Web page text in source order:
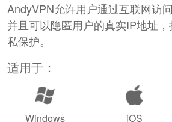
AndyVPN允许用户通过互联网访
并且可以隐匿用户的真实IP地址
私保护。
适用于：
Windows iOS